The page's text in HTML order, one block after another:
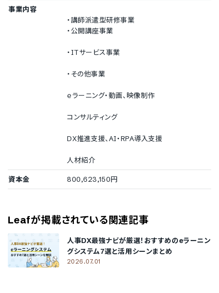
事業内容
・講師派遣型研修事業
・公開講座事業
・ITサービス事業
・その他事業
ｅラーニング・動画、映像制作
コンサルティング
DX推進支援、AI・RPA導入支援
人材紹介
資本金 800,623,150円
Leafが掲載されている関連記事
人事DX最強ナビが厳選！おすすめのeラーニン
グシステム7選と活用シーンまとめ
2026.07.01